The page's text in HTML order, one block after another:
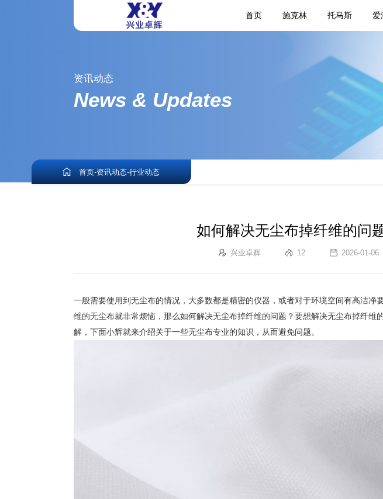
首页 施克林 托马斯 爱
资讯动态
News & Updates
首页-资讯动态-行业动态
如何解决无尘布掉纤维的问
兴业卓辉 12 2026-01-06
一般需要使用到无尘布的情况，大多数都是精密的仪器，或者对于环境空间有高洁净
维的无尘布就非常烦恼，那么如何解决无尘布掉纤维的问题？要想解决无尘布掉纤维
解，下面小辉就来介绍关于一些无尘布专业的知识，从而避免问题。